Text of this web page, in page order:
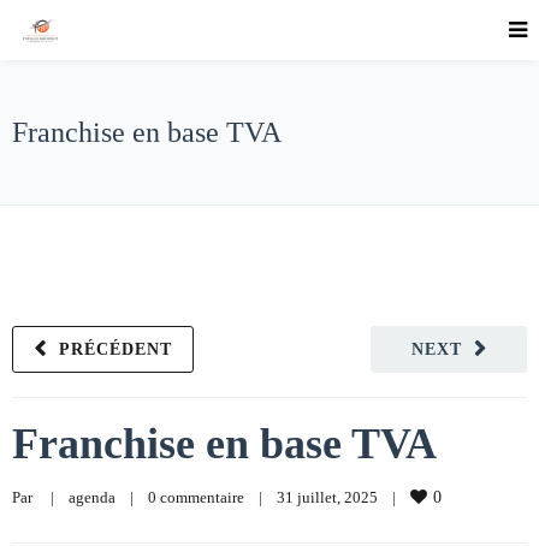
Franchise en base TVA
NEXT
PRÉCÉDENT
Franchise en base TVA
Par | agenda | 0 commentaire | 31 juillet, 2025 | 0